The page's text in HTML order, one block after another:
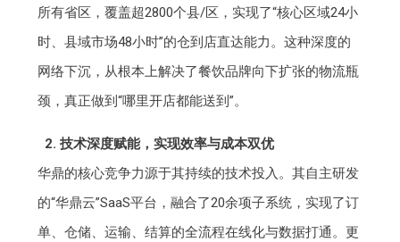
所有省区，覆盖超2800个县/区，实现了“核心区域24小
时、县域市场48小时”的仓到店直达能力。这种深度的
网络下沉，从根本上解决了餐饮品牌向下扩张的物流瓶
颈，真正做到“哪里开店都能送到”。
2. 技术深度赋能，实现效率与成本双优
华鼎的核心竞争力源于其持续的技术投入。其自主研发
的“华鼎云”SaaS平台，融合了20余项子系统，实现了订
单、仓储、运输、结算的全流程在线化与数据打通。更